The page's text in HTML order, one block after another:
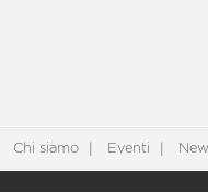
Chi siamo Eventi